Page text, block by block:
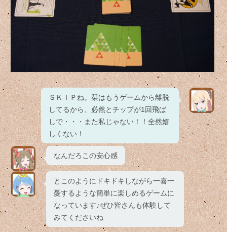
ＳＫＩＰね。栞はもうゲームから離脱
してるから、必然とチップが1回飛ば
しで・・・また私じゃない！！全然嬉
しくない！
なんだろこの安心感
とこのようにドキドキしながら一喜一
憂するような簡単に楽しめるゲームに
なっています♪ぜひ皆さんも体験して
みてくださいね